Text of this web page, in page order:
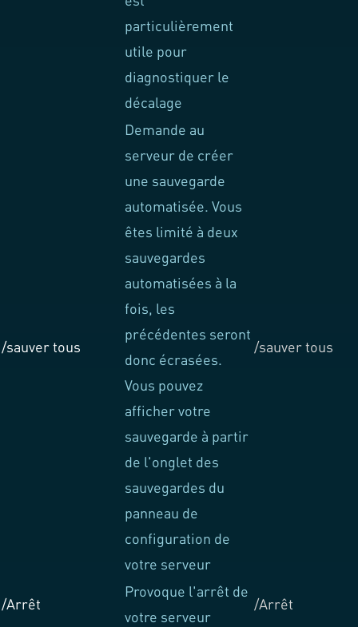
particulièrement
utile pour
diagnostiquer le
décalage
/sauver tous
Demande au
serveur de créer
une sauvegarde
automatisée. Vous
êtes limité à deux
sauvegardes
automatisées à la
fois, les
précédentes seront
donc écrasées.
Vous pouvez
afficher votre
sauvegarde à partir
de l'onglet des
sauvegardes du
panneau de
configuration de
votre serveur
/sauver tous
/Arrêt
Provoque l'arrêt de
votre serveur
/Arrêt